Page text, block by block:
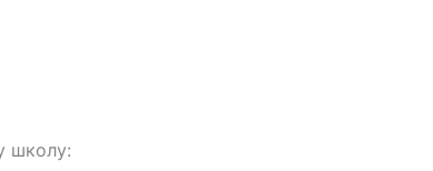
школу: